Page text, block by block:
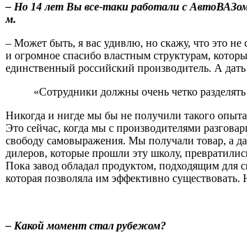
– Но 14 лет Вы все-таки работали с
м.
– Может быть, я вас удивлю, но скажу, что это
и огромное спасибо властным структурам,
единственный российский производитель. А
«Сотрудники должны очень четко
Никогда и нигде мы бы не получили такого
Это сейчас, когда мы с производителями
свободу самовыражения. Мы получали товар, а
дилеров, которые прошли эту школу,
Пока завод обладал продуктом, подходящим для
которая позволяла им эффективно
– Какой момент стал рубежом?